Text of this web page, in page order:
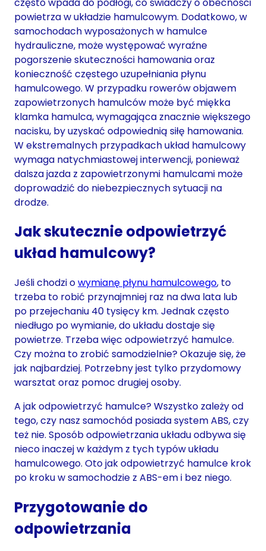
powietrza w układzie hamulcowym. Dodatkowo, w
samochodach wyposażonych w hamulce
hydrauliczne, może występować wyraźne
pogorszenie skuteczności hamowania oraz
konieczność częstego uzupełniania płynu
hamulcowego. W przypadku rowerów objawem
zapowietrzonych hamulców może być miękka
klamka hamulca, wymagająca znacznie większego
nacisku, by uzyskać odpowiednią siłę hamowania.
W ekstremalnych przypadkach układ hamulcowy
wymaga natychmiastowej interwencji, ponieważ
dalsza jazda z zapowietrzonymi hamulcami może
doprowadzić do niebezpiecznych sytuacji na
drodze.
Jak skutecznie odpowietrzyć
układ hamulcowy?
Jeśli chodzi owymianę płynu hamulcowego, to
trzeba to robić przynajmniej raz na dwa lata lub
po przejechaniu 40 tysięcy km. Jednak często
niedługo po wymianie, do układu dostaje się
powietrze. Trzeba więc odpowietrzyć hamulce.
Czy można to zrobić samodzielnie? Okazuje się, że
jak najbardziej. Potrzebny jest tylko przydomowy
warsztat oraz pomoc drugiej osoby.
A jak odpowietrzyć hamulce? Wszystko zależy od
tego, czy nasz samochód posiada system ABS, czy
też nie. Sposób odpowietrzania układu odbywa się
nieco inaczej w każdym z tych typów układu
hamulcowego. Oto jak odpowietrzyć hamulce krok
po kroku w samochodzie z ABS-em i bez niego.
Przygotowanie do
odpowietrzania